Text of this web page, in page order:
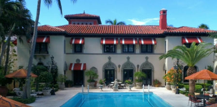
VENETIAN CAUSEWAY
Florida, Stati Uniti